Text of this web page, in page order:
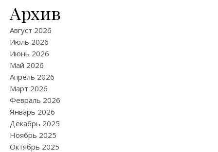
Архив
Август 2026
Июль 2026
Июнь 2026
Май 2026
Апрель 2026
Март 2026
Февраль 2026
Январь 2026
Декабрь 2025
Ноябрь 2025
Октябрь 2025